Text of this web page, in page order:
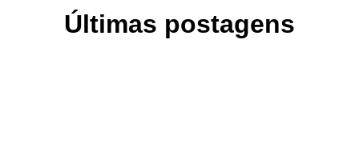
Últimas postagens